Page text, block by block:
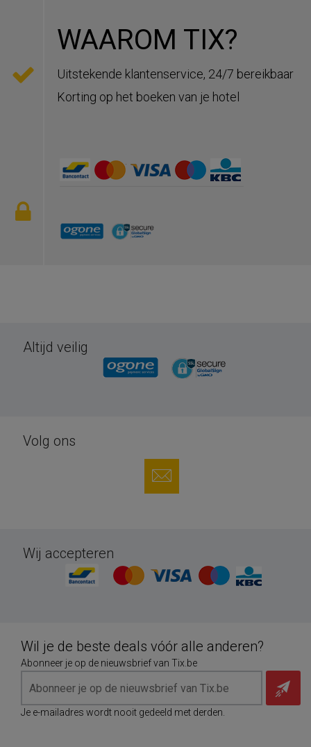
WAAROM TIX?
Uitstekende klantenservice, 24/7 bereikbaar
Korting op het boeken van je hotel
Altijd veilig
Volg ons
Wij accepteren
Wil je de beste deals vóór alle anderen?
Abonneer je op de nieuwsbrief van Tix.be
Je e-mailadres wordt nooit gedeeld met derden.